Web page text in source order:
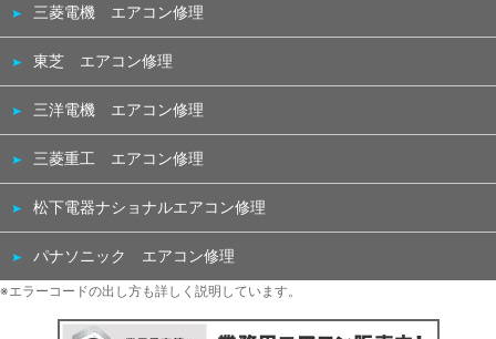
三菱電機 エアコン修理
東芝 エアコン修理
三洋電機 エアコン修理
三菱重工 エアコン修理
松下電器ナショナルエアコン修理
パナソニック エアコン修理
※エラーコードの出し方も詳しく説明しています。